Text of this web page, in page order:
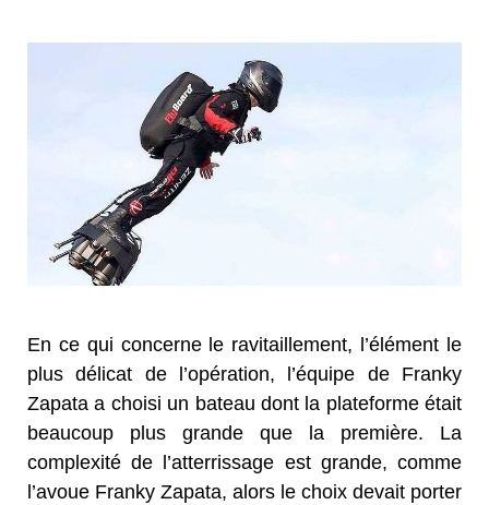
En ce qui concerne le ravitaillement, l’élément le
plus délicat de l’opération, l’équipe de Franky
Zapata a choisi un bateau dont la plateforme était
beaucoup plus grande que la première. La
complexité de l’atterrissage est grande, comme
l’avoue Franky Zapata, alors le choix devait porter